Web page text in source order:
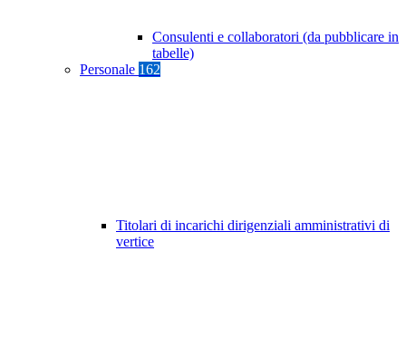
Consulenti e collaboratori (da pubblicare in
tabelle)
Personale 162
Titolari di incarichi dirigenziali amministrativi di
vertice